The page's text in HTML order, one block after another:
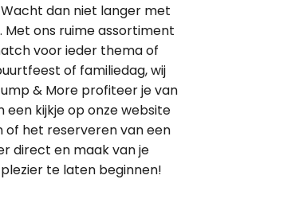
dan niet langer met
Met ons ruime assortiment
voor ieder thema of
of familiedag, wij
& More profiteer je van
kijkje op onze website
of het reserveren van een
direct en maak van je
te laten beginnen!